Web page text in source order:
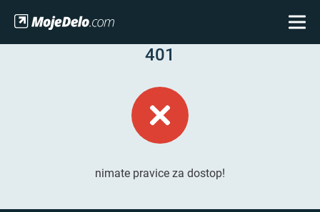
401
nimate pravice za dostop!